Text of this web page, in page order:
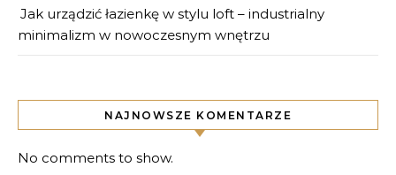
Jak urządzić łazienkę w stylu loft – industrialny
minimalizm w nowoczesnym wnętrzu
NAJNOWSZE KOMENTARZE
No comments to show.